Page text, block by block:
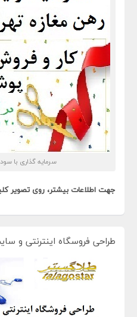
سرمایه گذاری با
جهت اطلاعات بیشتر، روی تصویر
طراحی فروسگاه اینترنتی و